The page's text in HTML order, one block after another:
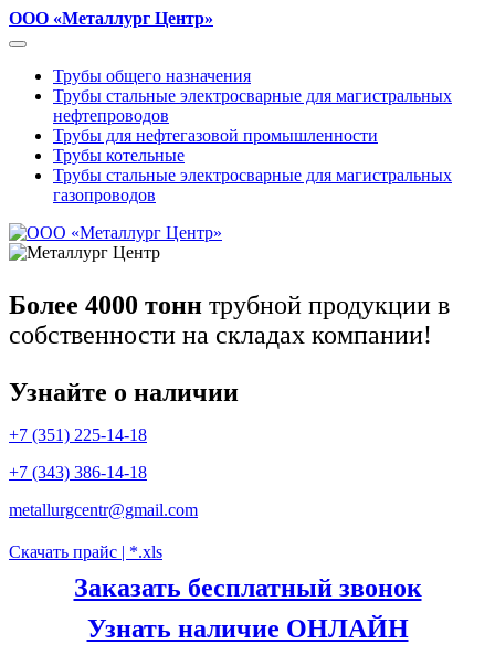
ООО «Металлург Центр»
Трубы общего назначения
Трубы стальные электросварные для магистральных
нефтепроводов
Трубы для нефтегазовой промышленности
Трубы котельные
Трубы стальные электросварные для магистральных
газопроводов
Более 4000 тонн трубной продукции в
собственности на складах компании!
Узнайте о наличии
+7 (351) 225-14-18
+7 (343) 386-14-18
metallurgcentr@gmail.com
Скачать прайс | *.xls
Заказать бесплатный звонок
Узнать наличие ОНЛАЙН